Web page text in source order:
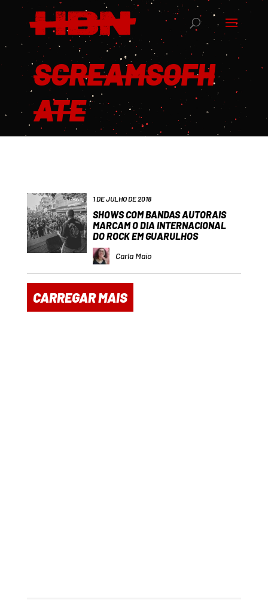
SCREAMSOFH
ATE
1 DE JULHO DE 2018
SHOWS COM BANDAS AUTORAIS
MARCAM O DIA INTERNACIONAL
DO ROCK EM GUARULHOS
Carla Maio
CARREGAR MAIS